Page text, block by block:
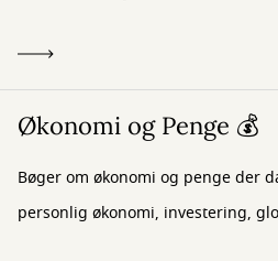
Økonomi og Penge 💰
Bøger om økonomi og penge der
personlig økonomi, investering,